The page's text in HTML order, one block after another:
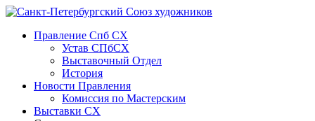
Правление Спб СХ
Устав СПбСХ
Выставочный Отдел
История
Новости Правления
Комиссия по Мастерским
Выставки СХ